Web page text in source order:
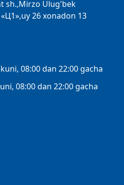
sh.,Mirzo Ulug'bek
26 xonadon 13
08:00 dan 22:00 gacha
08:00 dan 22:00 gacha